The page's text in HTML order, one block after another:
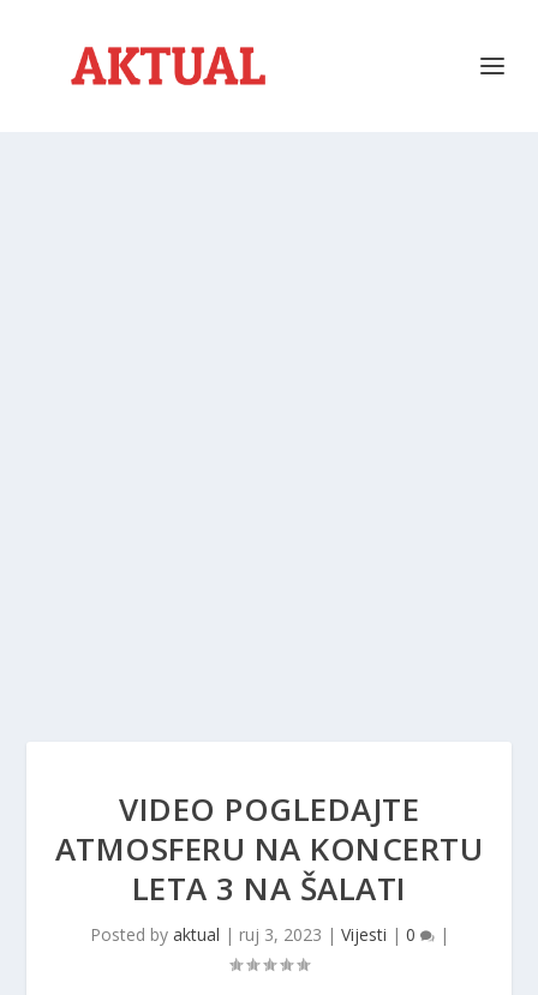
VIDEO POGLEDAJTE
ATMOSFERU NA KONCERTU
LETA 3 NA ŠALATI
Posted by aktual | ruj 3, 2023 | Vijesti | 0 |